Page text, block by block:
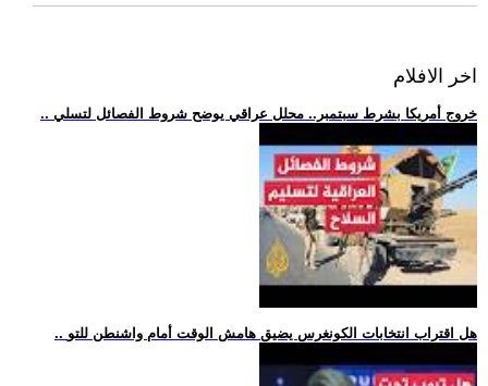
اخر الافلام
.. خروج أمريكا بشرط سبتمبر.. محلل عراقي يوضح شروط الفصائل لتسلي
.. هل اقتراب انتخابات الكونغرس يضيق هامش الوقت أمام واشنطن للتو